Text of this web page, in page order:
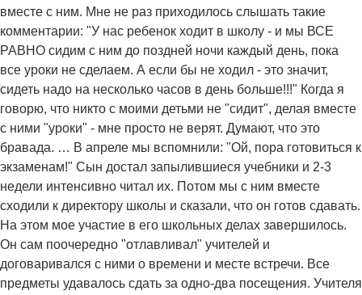
вместе с ним. Мне не раз приходилось слышать такие
комментарии: "У нас ребенок ходит в школу - и мы ВСЕ
РАВНО сидим с ним до поздней ночи каждый день, пока
все уроки не сделаем. А если бы не ходил - это значит,
сидеть надо на несколько часов в день больше!!!" Когда я
говорю, что никто с моими детьми не "сидит", делая вместе
с ними "уроки" - мне просто не верят. Думают, что это
бравада. … В апреле мы вспомнили: "Ой, пора готовиться к
экзаменам!" Сын достал запылившиеся учебники и 2-3
недели интенсивно читал их. Потом мы с ним вместе
сходили к директору школы и сказали, что он готов сдавать.
На этом мое участие в его школьных делах завершилось.
Он сам поочередно "отлавливал" учителей и
договаривался с ними о времени и месте встречи. Все
предметы удавалось сдать за одно-два посещения. Учителя